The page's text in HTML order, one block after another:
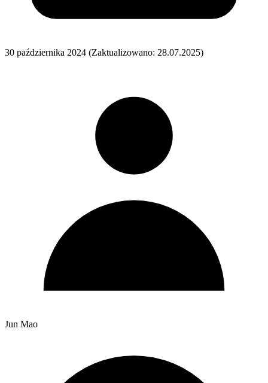
30 października 2024 (Zaktualizowano: 28.07.2025)
Jun Mao